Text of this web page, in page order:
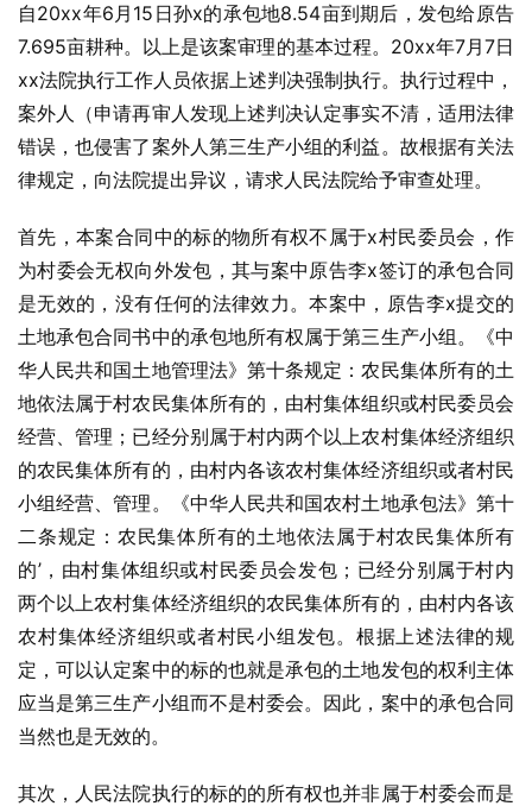
自20xx年6月15日孙x的承包地8.54亩到期后，发包给原告
7.695亩耕种。以上是该案审理的基本过程。20xx年7月7日
xx法院执行工作人员依据上述判决强制执行。执行过程中，
案外人（申请再审人发现上述判决认定事实不清，适用法律
错误，也侵害了案外人第三生产小组的利益。故根据有关法
律规定，向法院提出异议，请求人民法院给予审查处理。
首先，本案合同中的标的物所有权不属于x村民委员会，作
为村委会无权向外发包，其与案中原告李x签订的承包合同
是无效的，没有任何的法律效力。本案中，原告李x提交的
土地承包合同书中的承包地所有权属于第三生产小组。《中
华人民共和国土地管理法》第十条规定：农民集体所有的土
地依法属于村农民集体所有的，由村集体组织或村民委员会
经营、管理；已经分别属于村内两个以上农村集体经济组织
的农民集体所有的，由村内各该农村集体经济组织或者村民
小组经营、管理。《中华人民共和国农村土地承包法》第十
二条规定：农民集体所有的土地依法属于村农民集体所有
的’，由村集体组织或村民委员会发包；已经分别属于村内
两个以上农村集体经济组织的农民集体所有的，由村内各该
农村集体经济组织或者村民小组发包。根据上述法律的规
定，可以认定案中的标的也就是承包的土地发包的权利主体
应当是第三生产小组而不是村委会。因此，案中的承包合同
当然也是无效的。
其次，人民法院执行的标的的所有权也并非属于村委会而是